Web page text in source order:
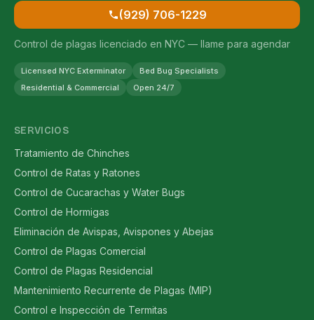
(929) 706-1229
Control de plagas licenciado en NYC — llame para agendar
Licensed NYC Exterminator
Bed Bug Specialists
Residential & Commercial
Open 24/7
SERVICIOS
Tratamiento de Chinches
Control de Ratas y Ratones
Control de Cucarachas y Water Bugs
Control de Hormigas
Eliminación de Avispas, Avispones y Abejas
Control de Plagas Comercial
Control de Plagas Residencial
Mantenimiento Recurrente de Plagas (MIP)
Control e Inspección de Termitas